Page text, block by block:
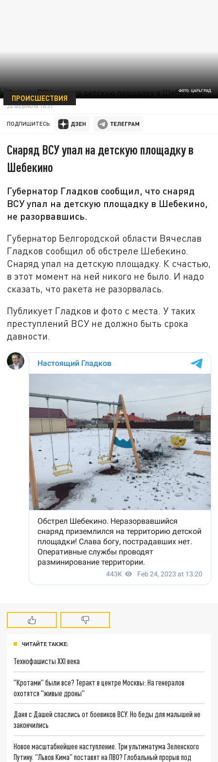
ФОТО: ЦАРЬГРАД
ПРОИСШЕСТВИЯ
24 ФЕВРАЛЯ 16:31
ПОДПИШИТЕСЬ:
Снаряд ВСУ упал на детскую площадку в
Шебекино
Губернатор Гладков сообщил, что снаряд
ВСУ упал на детскую площадку в Шебекино,
не разорвавшись.
Губернатор Белгородской области Вячеслав
Гладков сообщил об обстреле Шебекино.
Снаряд упал на детскую площадку. К счастью,
в этот момент на ней никого не было. И надо
сказать, что ракета не разорвалась.
Публикует Гладков и фото с места. У таких
преступлений ВСУ не должно быть срока
давности.
ЧИТАЙТЕ ТАКЖЕ:
Технофашисты XXI века
"Кротами" были все? Теракт в центре Москвы: На генералов
охотятся "живые дроны"
Даня с Дашей спаслись от боевиков ВСУ. Но беды для малышей не
закончились
Новое масштабнейшее наступление. Три ультиматума Зеленского
Путину. "Львов Кима" поставят на ПВО? Глобальный прорыв под